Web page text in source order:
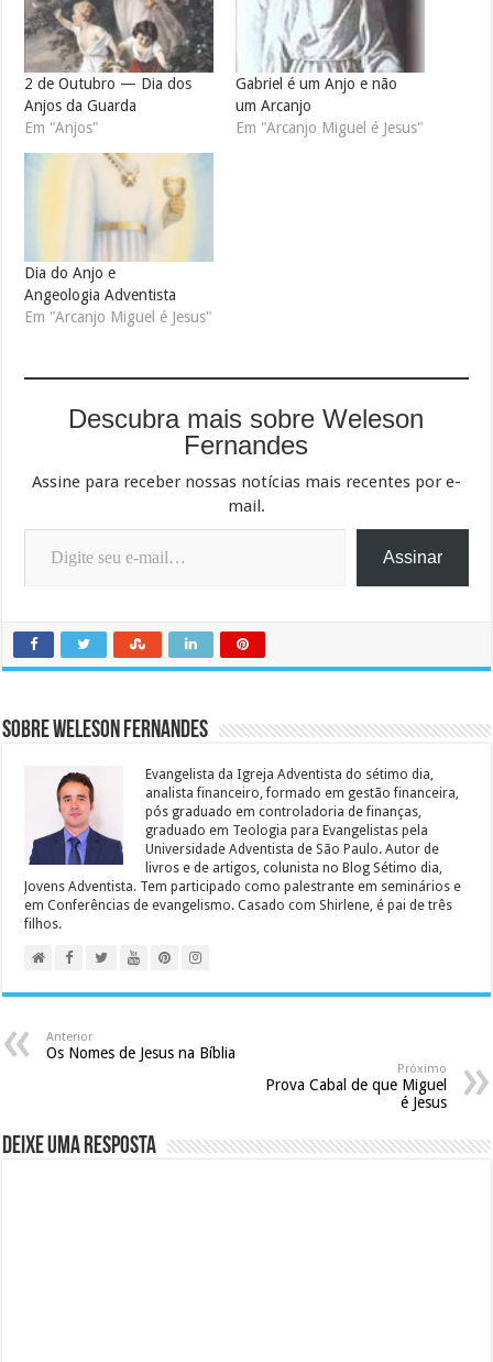
2 de Outubro — Dia dos
Anjos da Guarda
Em "Anjos"
Gabriel é um Anjo e não
um Arcanjo
Em "Arcanjo Miguel é Jesus"
Dia do Anjo e
Angeologia Adventista
Em "Arcanjo Miguel é Jesus"
Descubra mais sobre Weleson
Fernandes
Assine para receber nossas notícias mais recentes por e-
mail.
Digite seu e-mail…
Assinar
Sobre Weleson Fernandes
Evangelista da Igreja Adventista do sétimo dia,
analista financeiro, formado em gestão financeira,
pós graduado em controladoria de finanças,
graduado em Teologia para Evangelistas pela
Universidade Adventista de São Paulo. Autor de
livros e de artigos, colunista no Blog Sétimo dia,
Jovens Adventista. Tem participado como palestrante em seminários e
em Conferências de evangelismo. Casado com Shirlene, é pai de três
filhos.
Anterior
Os Nomes de Jesus na Bíblia
Próximo
Prova Cabal de que Miguel
é Jesus
Deixe uma resposta